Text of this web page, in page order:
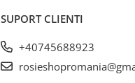
SUPORT CLIENTI
+40745688923